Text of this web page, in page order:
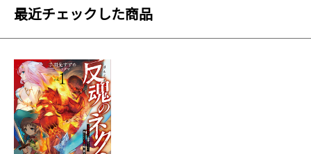
最近チェックした商品